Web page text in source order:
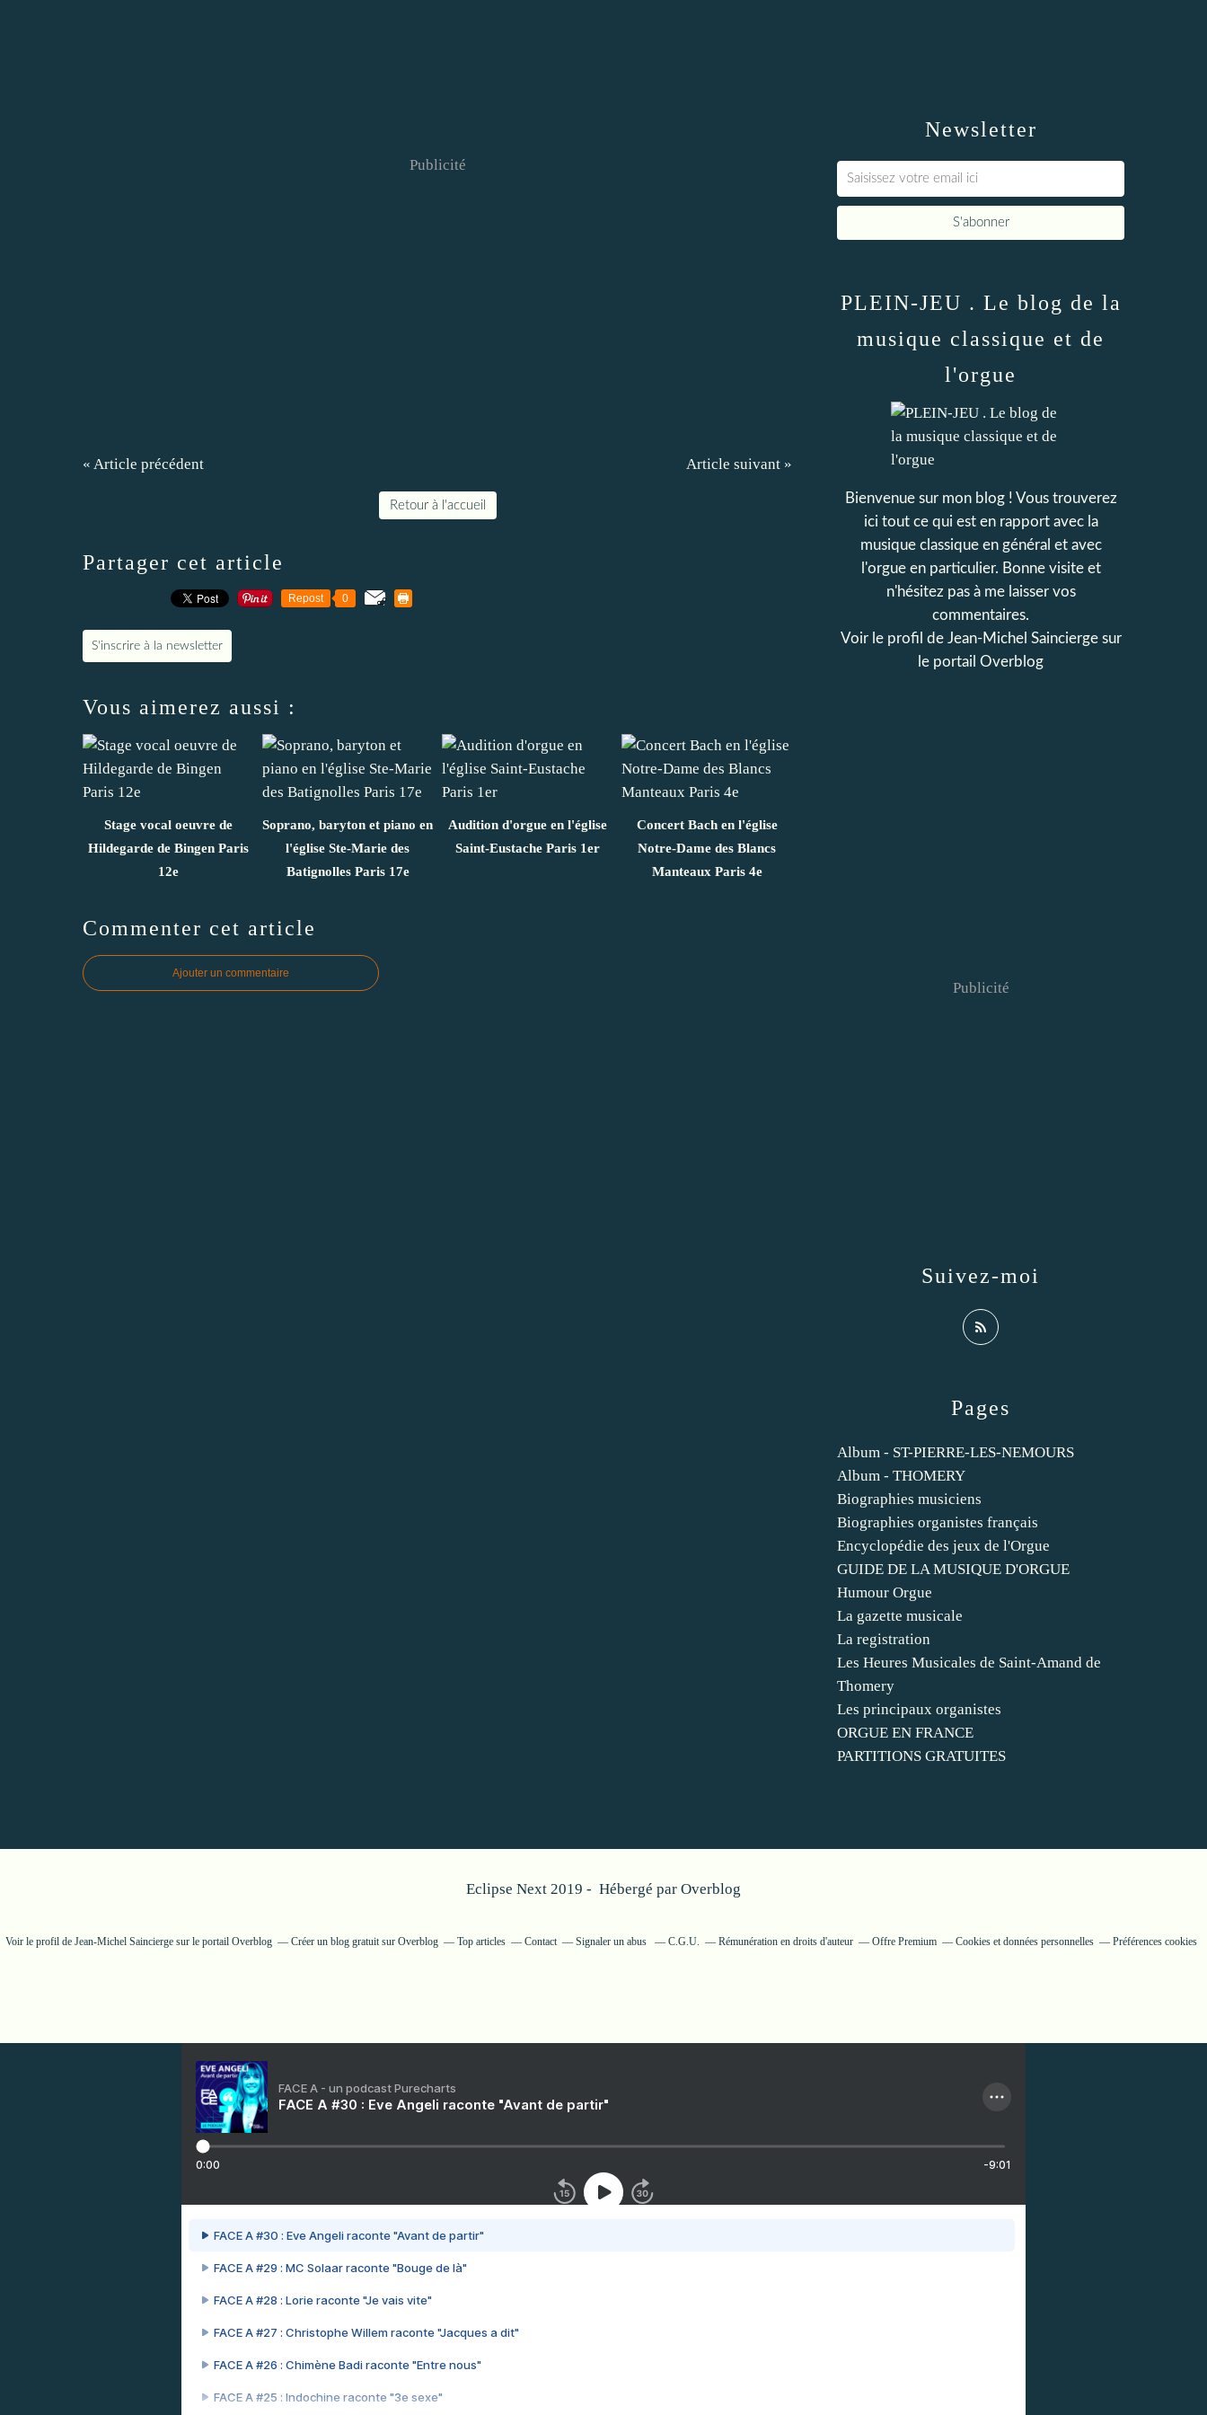
Publicité
« Article précédent Article suivant »
Retour à l'accueil
Partager cet article
Repost 0
S'inscrire à la newsletter
Vous aimerez aussi :
Stage vocal oeuvre de
Hildegarde de Bingen Paris
12e
Soprano, baryton et piano en
l'église Ste-Marie des
Batignolles Paris 17e
Audition d'orgue en l'église
Saint-Eustache Paris 1er
Concert Bach en l'église
Notre-Dame des Blancs
Manteaux Paris 4e
Commenter cet article
Ajouter un commentaire
Newsletter
Pages
Album - ST-PIERRE-LES-NEMOURS
Album - THOMERY
Biographies musiciens
Biographies organistes français
Encyclopédie des jeux de l'Orgue
GUIDE DE LA MUSIQUE D'ORGUE
Humour Orgue
La gazette musicale
La registration
Les Heures Musicales de Saint-Amand de
Thomery
Les principaux organistes
ORGUE EN FRANCE
PARTITIONS GRATUITES
PLEIN-JEU . Le blog de la
musique classique et de
l'orgue
Bienvenue sur mon blog ! Vous trouverez
ici tout ce qui est en rapport avec la
musique classique en général et avec
l'orgue en particulier. Bonne visite et
n'hésitez pas à me laisser vos
commentaires.
Voir le profil de Jean-Michel Sainciergesur
le portail Overblog
Suivez-moi
Publicité
Eclipse Next 2019 - Hébergé par Overblog
Voir le profil de Jean-Michel Sainciergesur le portail Overblog Créer un blog gratuit sur Overblog Top articles Contact Signaler un abus C.G.U. Rémunération en droits d'auteur Offre Premium Cookies et données personnelles Préférences cookies
FACE A - un podcast Purecharts
FACE A #30 : Eve Angeli raconte "Avant de partir"
0:00 -9:01
FACE A #30 : Eve Angeli raconte "Avant de partir"
FACE A #29 : MC Solaar raconte "Bouge de là"
FACE A #28 : Lorie raconte "Je vais vite"
FACE A #27 : Christophe Willem raconte "Jacques a dit"
FACE A #26 : Chimène Badi raconte "Entre nous"
FACE A #25 : Indochine raconte "3e sexe"